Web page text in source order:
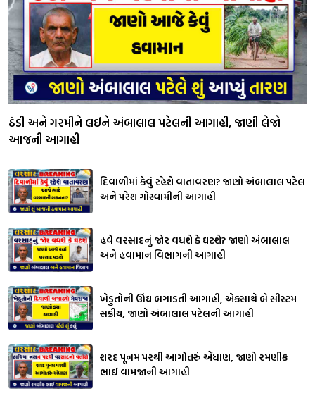
ઠંડી અને ગરમીને લઈને અંબાલાલ પટેલની આગાહી, જાણી લેજો
આજની આગાહી
દિવાળીમાં કેવું રહેશે વાતાવરણ? જાણો અંબાલાલ પટેલ
અને પરેશ ગોસ્વામીની આગાહી
હવે વરસાદનું જોર વધશે કે ઘટશે? જાણો અંબાલાલ
અને હવામાન વિભાગની આગાહી
ખેડુતોની ઊંઘ બગાડતી આગાહી, એકસાથે બે સીસ્ટમ
સક્રીય, જાણો અંબાલાલ પટેલની આગાહી
શરદ પૂનમ પરથી આગોતરું એંધાણ, જાણો રમણીક
ભાઈ વામજાની આગાહી